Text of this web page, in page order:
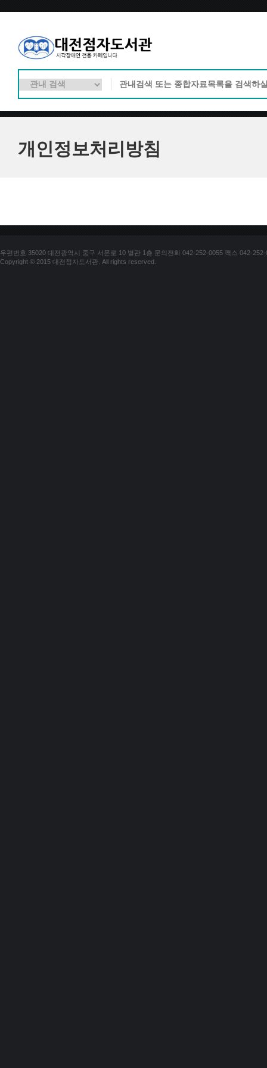
개인정보처리방침
우편번호 35020 대전광역시 중구 서문로 10 별관 1층 문의전화 042-252-0055 팩스 042-252-
Copyright © 2015 대전점자도서관. All rights reserved.